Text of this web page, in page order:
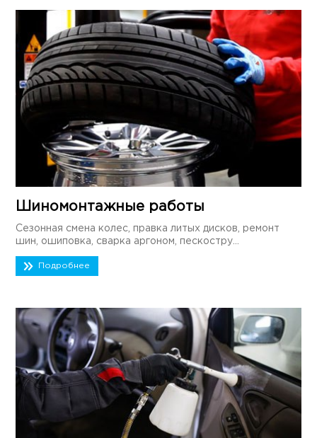
Шиномонтажные работы
Сезонная смена колес, правка литых дисков, ремонт
шин, ошиповка, сварка аргоном, пескостру...
Подробнее